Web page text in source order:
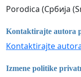
Porodica (Србија
Kontaktirajte autora
Kontaktirajte
Izmene politike